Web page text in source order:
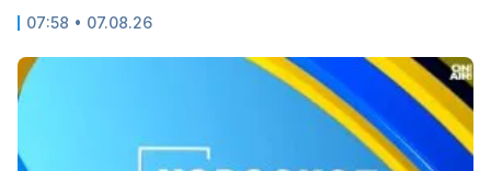
07:58 • 07.08.26